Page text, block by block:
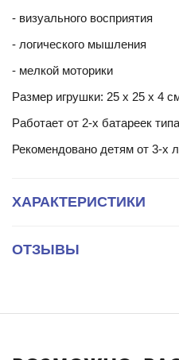
- визуального восприятия
- логического мышления
- мелкой моторики
Размер игрушки: 25 х 25 х 4
Работает от 2-х батареек
Рекомендовано детям от 3-х
ХАРАКТЕРИСТИКИ
ОТЗЫВЫ